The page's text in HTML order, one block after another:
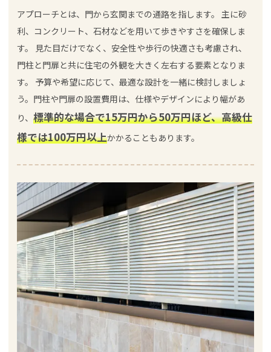
アプローチとは、門から玄関までの通路を指します。 主に砂
利、コンクリート、石材などを用いて歩きやすさを確保しま
す。 見た目だけでなく、安全性や歩行の快適さも考慮され、
門柱と門扉と共に住宅の外観を大きく左右する要素となりま
す。 予算や希望に応じて、最適な設計を一緒に検討しましょ
う。門柱や門扉の設置費用は、仕様やデザインにより幅があ
り、 標準的な場合で15万円から50万円ほど、高級仕
様では100万円以上かかることもあります。